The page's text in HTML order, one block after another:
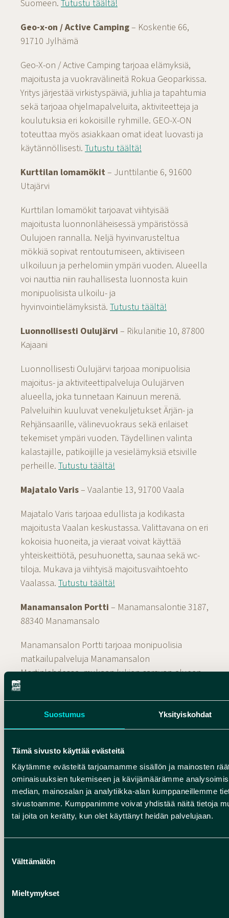
Suostumus Yksityiskohdat
Tämä sivusto käyttää evästeitä
Käytämme evästeitä tarjoamamme sisällön ja mainosten
ominaisuuksien tukemiseen ja kävijämäärämme
median, mainosalan ja analytiikka-alan kumppaneillemme
sivustoamme. Kumppanimme voivat yhdistää näitä tietoja
tai joita on kerätty, kun olet käyttänyt heidän palvelujaan.
valinta
Välttämätön
Mieltymykset
Suomeen. Tutustu täältä!
Geo-x-on / Active Camping– Koskentie 66,
91710 Jylhämä
Geo-X-on / Active Camping tarjoaa elämyksiä,
majoitusta ja vuokravälineitä Rokua Geoparkissa.
Yritys järjestää virkistyspäiviä, juhlia ja tapahtumia
sekä tarjoaa ohjelmapalveluita, aktiviteetteja ja
koulutuksia eri kokoisille ryhmille. GEO-X-ON
toteuttaa myös asiakkaan omat ideat luovasti ja
käytännöllisesti. Tutustu täältä!
Kurttilan lomamökit– Junttilantie 6, 91600
Utajärvi
Kurttilan lomamökit tarjoavat viihtyisää
majoitusta luonnonläheisessä ympäristössä
Oulujoen rannalla. Neljä hyvinvarusteltua
mökkiä sopivat rentoutumiseen, aktiiviseen
ulkoiluun ja perhelomiin ympäri vuoden. Alueella
voi nauttia niin rauhallisesta luonnosta kuin
monipuolisista ulkoilu- ja
hyvinvointielämyksistä. Tutustu täältä!
Luonnollisesti Oulujärvi – Rikulanitie 10, 87800
Kajaani
Luonnollisesti Oulujärvi tarjoaa monipuolisia
majoitus- ja aktiviteettipalveluja Oulujärven
alueella, joka tunnetaan Kainuun merenä.
Palveluihin kuuluvat venekuljetukset Ärjän- ja
Rehjänsaarille, välinevuokraus sekä erilaiset
tekemiset ympäri vuoden. Täydellinen valinta
kalastajille, patikoijille ja vesielämyksiä etsiville
perheille. Tutustu täältä!
Majatalo Varis– Vaalantie 13, 91700 Vaala
Majatalo Varis tarjoaa edullista ja kodikasta
majoitusta Vaalan keskustassa. Valittavana on eri
kokoisia huoneita, ja vieraat voivat käyttää
yhteiskeittiötä, pesuhuonetta, saunaa sekä wc-
tiloja. Mukava ja viihtyisä majoitusvaihtoehto
Vaalassa. Tutustu täältä!
Manamansalon Portti – Manamansalontie 3187,
88340 Manamansalo
Manamansalon Portti tarjoaa monipuolisia
matkailupalveluja Manamansalon
Martinlahdessa, mukaan lukien caravan-alueen,
Talvikaudella palvelut ovat suljettuina, mutta
paritalot ovat käytössä ympäri vuoden.Tutustu
täältä!
Naturest– (Ei käyntiosoitetta ilmoitettu)
Naturest Oy on uuden ajan luontopalveluyritys
Pohjois-Pohjanmaalta, joka tarjoaa hyvinvointia,
elämyksiä ja oivalluksia suomalaisen metsän ja
luonnon voimasta. Yritys keskittyy vastuulliseen
kuluttajillekin. Naturest tunnetaan laadukkaista
ympäristövastuullisuudestaan ja vahvasta
pedagogisesta osaamisestaan.